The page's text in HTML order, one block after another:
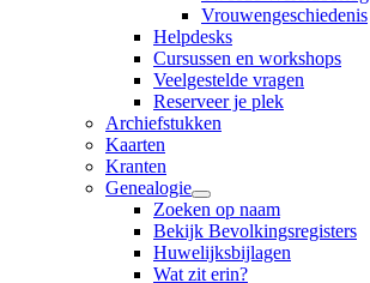
Vrouwengeschiedenis
Helpdesks
Cursussen en workshops
Veelgestelde vragen
Reserveer je plek
Archiefstukken
Kaarten
Kranten
Genealogie
Zoeken op naam
Bekijk Bevolkingsregisters
Huwelijksbijlagen
Wat zit erin?